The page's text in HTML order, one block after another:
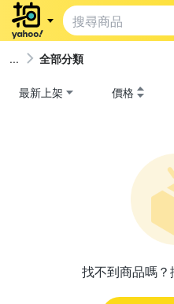
全部分類
最新上架 價格
找不到商品嗎？